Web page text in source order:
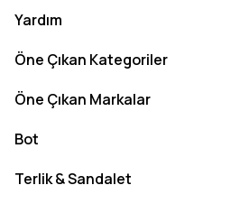
Yardım
Öne Çıkan Kategoriler
Öne Çıkan Markalar
Bot
Terlik & Sandalet